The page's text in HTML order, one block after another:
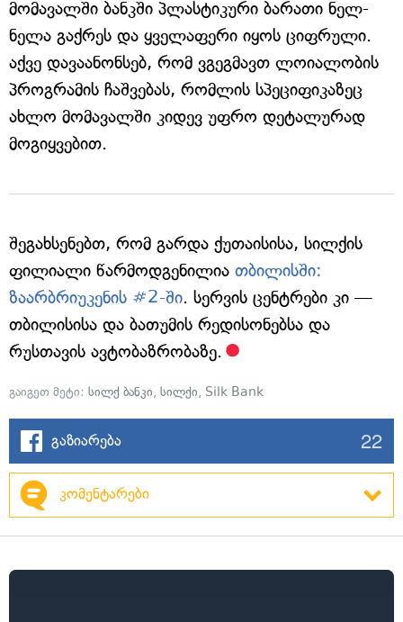
მომავალში ბანკში პლასტიკური ბარათი ნელ-
ნელა გაქრეს და ყველაფერი იყოს ციფრული.
აქვე დავაანონსებ, რომ ვგეგმავთ ლოიალობის
პროგრამის ჩაშვებას, რომლის სპეციფიკაზეც
ახლო მომავალში კიდევ უფრო დეტალურად
მოგიყვებით.
შეგახსენებთ, რომ გარდა ქუთაისისა, სილქის
ფილიალი წარმოდგენილია თბილისში:
ზაარბრიუკენის #2-ში. სერვის ცენტრები კი —
თბილისისა და ბათუმის რედისონებსა და
რუსთავის ავტობაზრობაზე.
გაიგეთ მეტი: სილქ ბანკი, სილქი, Silk Bank
გაზიარება 22
კომენტარები